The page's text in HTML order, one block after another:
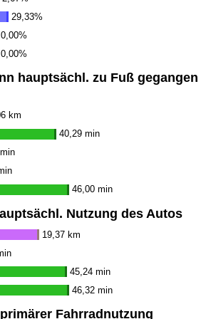
29,33%
0,00%
0,00%
hauptsächl. zu Fuß gegangen
km
40,29 min
46,00 min
Nutzung des Autos
19,37 km
45,24 min
46,32 min
Fahrradnutzung